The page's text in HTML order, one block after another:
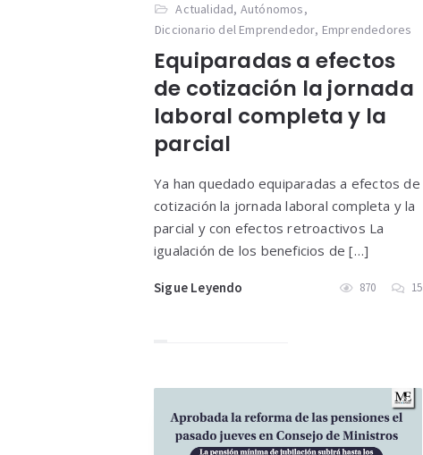
Actualidad, Autónomos,
Diccionario del Emprendedor, Emprendedores
Equiparadas a efectos
de cotización la jornada
laboral completa y la
parcial
Ya han quedado equiparadas a efectos de
cotización la jornada laboral completa y la
parcial y con efectos retroactivos La
igualación de los beneficios de […]
Sigue Leyendo 870 15